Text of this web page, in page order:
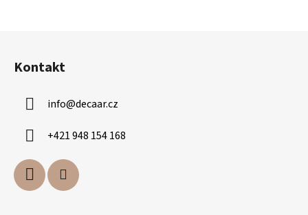
Kontakt
info@decaar.cz
+421 948 154 168